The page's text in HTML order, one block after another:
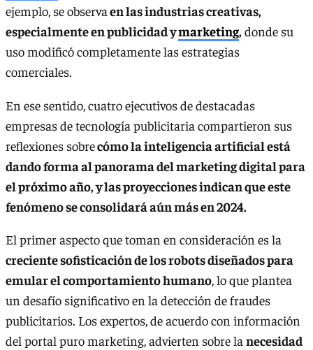
ejemplo, se observaen las industrias creativas,
especialmente en publicidad ymarketing,donde su
uso modificó completamente las estrategias
comerciales.
En ese sentido, cuatro ejecutivos de destacadas
empresas de tecnología publicitaria compartieron sus
reflexiones sobrecómo la inteligencia artificial está
dando forma al panorama del marketing digital para
el próximo año, y las proyecciones indican que este
fenómeno se consolidará aún más en 2024.
El primer aspecto que toman en consideración es la
creciente sofisticación de los robots diseñados para
emular el comportamiento humano, lo que plantea
un desafío significativo en la detección de fraudes
publicitarios. Los expertos, de acuerdo con información
del portal puro marketing, advierten sobre la necesidad